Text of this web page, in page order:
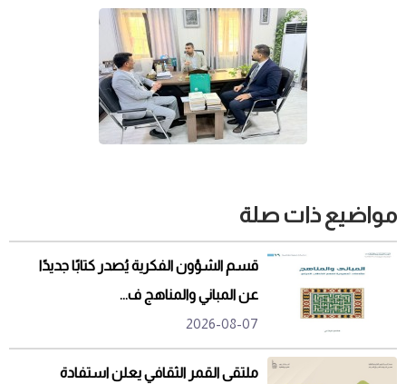
مواضيع ذات صلة
قسم الشؤون الفكرية يُصدر كتابًا جديدًا
عن المباني والمناهج ف...
2026-08-07
ملتقى القمر الثقافي يعلن استفادة